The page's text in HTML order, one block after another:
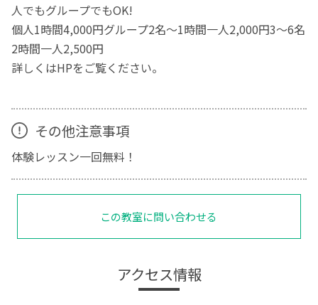
人でもグループでもOK!
個人1時間4,000円グループ2名～1時間一人2,000円3～6名
2時間一人2,500円
詳しくはHPをご覧ください。
その他注意事項
体験レッスン一回無料！
この教室に問い合わせる
アクセス情報